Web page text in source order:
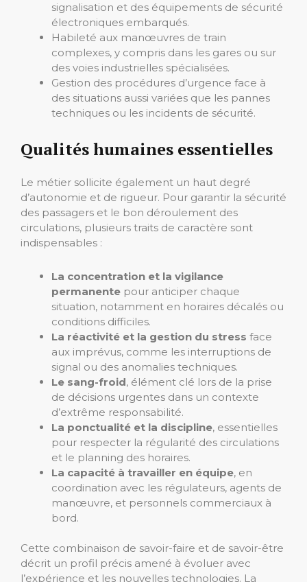
signalisation et des équipements de sécurité
électroniques embarqués.
Habileté aux manœuvres de train
complexes, y compris dans les gares ou sur
des voies industrielles spécialisées.
Gestion des procédures d’urgence face à
des situations aussi variées que les pannes
techniques ou les incidents de sécurité.
Qualités humaines essentielles
Le métier sollicite également un haut degré
d’autonomie et de rigueur. Pour garantir la sécurité
des passagers et le bon déroulement des
circulations, plusieurs traits de caractère sont
indispensables :
La concentration et la vigilance
permanente pour anticiper chaque
situation, notamment en horaires décalés ou
conditions difficiles.
La réactivité et la gestion du stress face
aux imprévus, comme les interruptions de
signal ou des anomalies techniques.
Le sang-froid, élément clé lors de la prise
de décisions urgentes dans un contexte
d’extrême responsabilité.
La ponctualité et la discipline, essentielles
pour respecter la régularité des circulations
et le planning des horaires.
La capacité à travailler en équipe, en
coordination avec les régulateurs, agents de
manœuvre, et personnels commerciaux à
bord.
Cette combinaison de savoir-faire et de savoir-être
décrit un profil précis amené à évoluer avec
l’expérience et les nouvelles technologies. La